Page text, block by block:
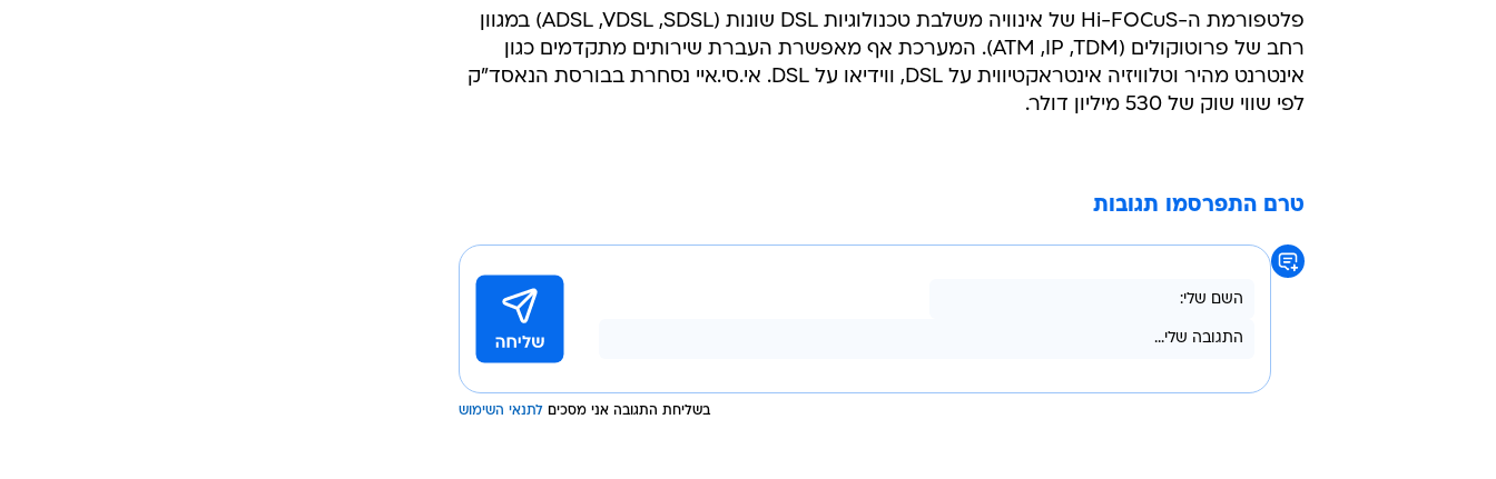
פלטפורמת ה-Hi-FOCuS של אינוויה משלבת טכנולוגיות DSL שונות (ADSL ,VDSL ,SDSL) במגוון
רחב של פרוטוקולים (ATM ,IP ,TDM). המערכת אף מאפשרת העברת שירותים מתקדמים כגון
אינטרנט מהיר וטלוויזיה אינטראקטיווית על DSL, ווידיאו על DSL. אי.סי.איי נסחרת בבורסת הנאסד"ק
לפי שווי שוק של 530 מיליון דולר.
טרם התפרסמו תגובות
בשליחת התגובה אני מסכים לתנאי השימוש